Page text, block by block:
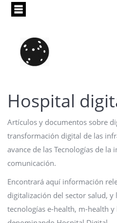
Pasar
principal
Hospital
Artículos y documentos sobre
transformación digital de las
avance de las Tecnologías de la
comunicación.
Encontrará aquí información
digitalización del sector salud,
tecnologías e-health, m-health y